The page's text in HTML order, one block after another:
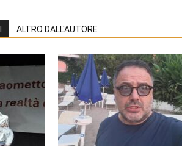
ALTRO DALL'AUTORE